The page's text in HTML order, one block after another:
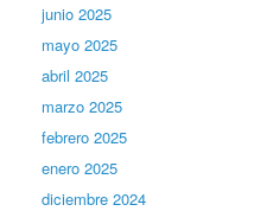
junio 2025
mayo 2025
abril 2025
marzo 2025
febrero 2025
enero 2025
diciembre 2024